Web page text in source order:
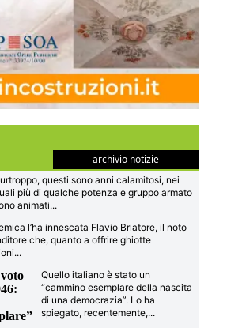
archivio notizie
questi sono anni calamitosi, nei
più di qualche potenza e gruppo armato
animati...
l’ha innescata Flavio Briatore, il noto
che, quanto a offrire ghiotte
...
Quello italiano è stato un
“cammino esemplare della nascita
di una democrazia”. Lo ha
spiegato, recentemente,...